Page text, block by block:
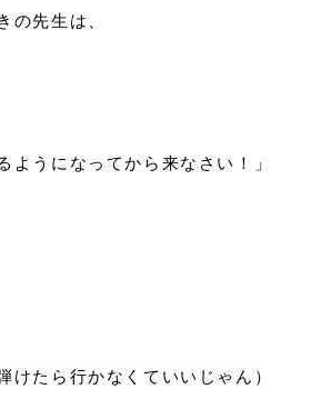
の先生は、
ようになってから来なさい！」
けたら行かなくていいじゃん）